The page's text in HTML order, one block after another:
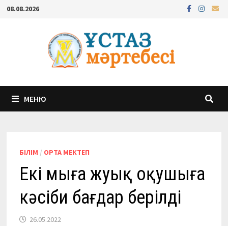
Перейти
содержимому
08.08.2026
МЕНЮ
БІЛІМ / ОРТА МЕКТЕП
Екі мыңға жуық оқушыға
кәсіби бағдар берілді
26.05.2022